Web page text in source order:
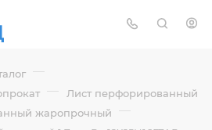
—
— Лист перфорированный
жаропрочный —